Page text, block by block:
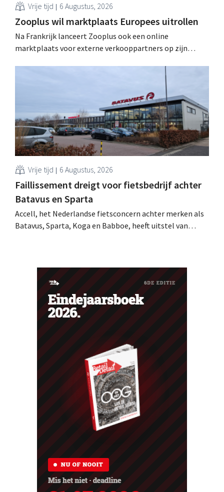
Vrije tijd 6 Augustus, 2026
Zooplus wil marktplaats Europees uitrollen
Na Frankrijk lanceert Zooplus ook een online
marktplaats voor externe verkooppartners op zijn
voor huisdierbenodigdheden dat model stapsgewijs
Vrije tijd 6 Augustus, 2026
Faillissement dreigt voor fietsbedrijf achter
Batavus en Sparta
Accell, het Nederlandse fietsconcern achter merken als
Batavus, Sparta, Koga en Babboe, heeft uitstel van